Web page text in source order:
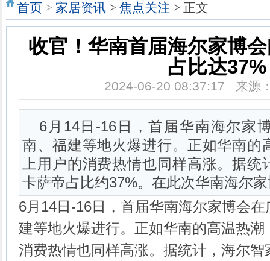
首页 > 家居资讯 > 焦点关注 > 正文
收官！华南首届海尔家博
占比达37%
2024-06-20 08:37:17 来源
6月14日-16日，首届华南海尔家
南、福建等地火爆进行。正如华南的
上用户的消费热情也同样高涨。据
卡萨帝占比约37%。在此次华南海尔
6月14日-16日，首届华南海尔家博会
建等地火爆进行。正如华南的高温热
消费热情也同样高涨。据统计，海尔